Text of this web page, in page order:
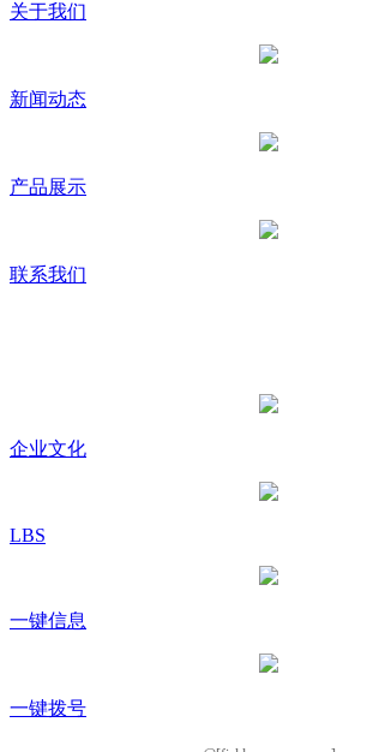
关于我们
新闻动态
产品展示
联系我们
企业文化
LBS
一键信息
一键拨号